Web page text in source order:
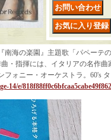
南海の楽園』主題歌「パペーテ
・指揮には、イタリアの名作
フォニー・オーケストラ。60's
14/e/